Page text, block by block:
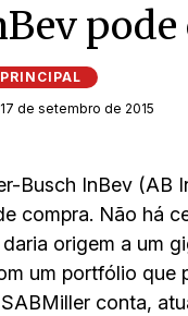
de setembro de 2015
Busch InBev (AB
compra. Não há
origem a um
um portfólio que
conta,